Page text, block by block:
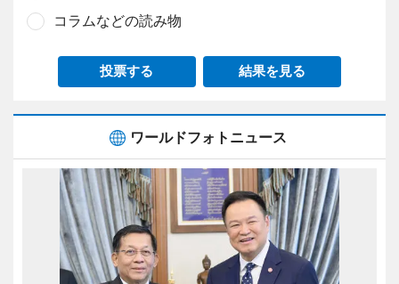
コラムなどの読み物
投票する 結果を見る
ワールドフォトニュース